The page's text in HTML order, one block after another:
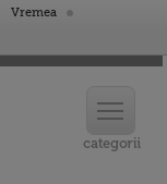
Vremea